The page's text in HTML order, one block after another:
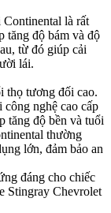
là rất
tăng độ bám và độ
từ đó giúp cải
lái.
thọ tương đối cao.
nghệ cao cấp
tăng độ bền và tuổi
thường
lớn, đảm bảo an
đáng cho chiếc
Stingray Chevrolet